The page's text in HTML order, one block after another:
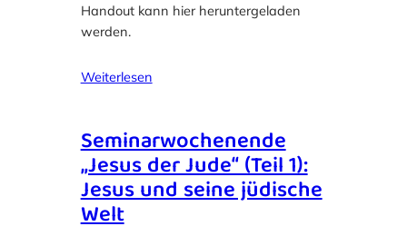
Handout kann hier heruntergeladen
werden.
Weiterlesen
Seminarwochenende
„Jesus der Jude“ (Teil 1):
Jesus und seine jüdische
Welt